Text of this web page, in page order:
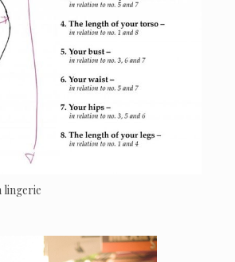
lingerie